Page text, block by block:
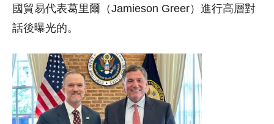
國貿易代表葛里爾（Jamieson Greer）進行高層對
話後曝光的。